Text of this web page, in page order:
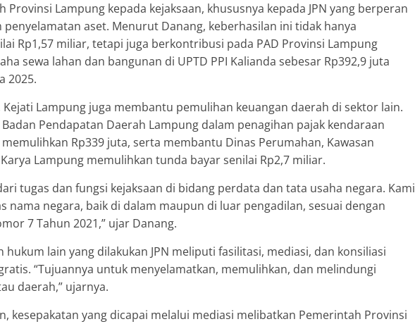
Provinsi Lampung kepada kejaksaan, khususnya kepada JPN yang berperan
aset. Menurut Danang, keberhasilan ini tidak hanya
Rp1,57 miliar, tetapi juga berkontribusi pada PAD Provinsi Lampung
sewa lahan dan bangunan di UPTD PPI Kalianda sebesar Rp392,9 juta
2025.
Lampung juga membantu pemulihan keuangan daerah di sektor lain.
Pendapatan Daerah Lampung dalam penagihan pajak kendaraan
Rp339 juta, serta membantu Dinas Perumahan, Kawasan
Lampung memulihkan tunda bayar senilai Rp2,7 miliar.
tugas dan fungsi kejaksaan di bidang perdata dan tata usaha negara. Kami
nama negara, baik di dalam maupun di luar pengadilan, sesuai dengan
7 Tahun 2021,” ujar Danang.
hukum lain yang dilakukan JPN meliputi fasilitasi, mediasi, dan konsiliasi
“Tujuannya untuk menyelamatkan, memulihkan, dan melindungi
daerah,” ujarnya.
kesepakatan yang dicapai melalui mediasi melibatkan Pemerintah Provinsi